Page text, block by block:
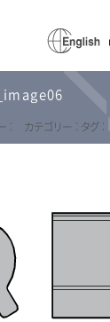
: カテゴリー : タグ :